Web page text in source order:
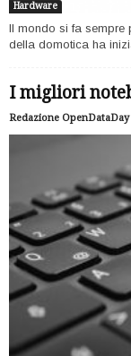
Hardware
Il mondo si fa sempre
della domotica ha
I migliori
Redazione OpenDataDay